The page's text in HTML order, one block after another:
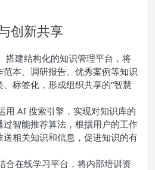
创新共享
搭建结构化的知识管理平台，将
本、调研报告、优秀案例等知识
标签化，形成组织共享的“智慧
用 AI 搜索引擎，实现对知识库的
智能推荐算法，根据用户的工作
送相关知识和信息，促进知识的有
合在线学习平台，将内部培训资